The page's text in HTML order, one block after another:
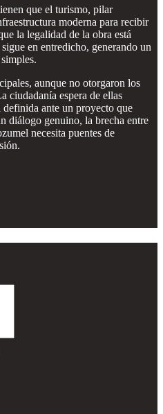
que el turismo, pilar
moderna para recibir
la legalidad de la obra está
en entredicho, generando un
aunque no otorgaron los
ciudadanía espera de ellas
ante un proyecto que
diálogo genuino, la brecha entre
necesita puentes de